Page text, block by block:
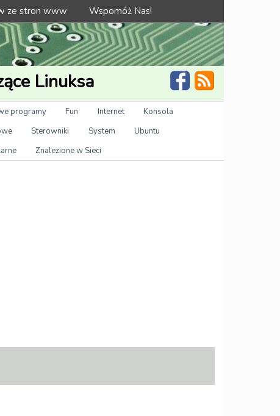
ze stron www Wspomóż Nas!
Linuksa
programy Fun Internet
Konsola
Sterowniki System
Ubuntu
Znalezione w Sieci